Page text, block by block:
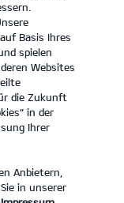
Basis Ihres
spielen
Websites
die Zukunft
in der
Ihrer
Anbietern,
in unserer